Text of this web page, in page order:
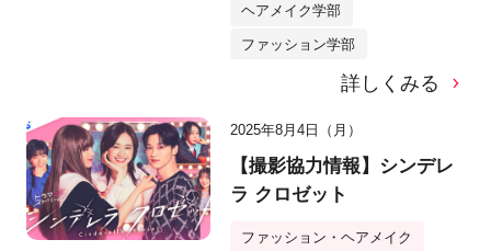
ヘアメイク学部
ファッション学部
詳しくみる
2025年8月4日（月）
【撮影協力情報】シンデレ
ラ クロゼット
ファッション・ヘアメイク